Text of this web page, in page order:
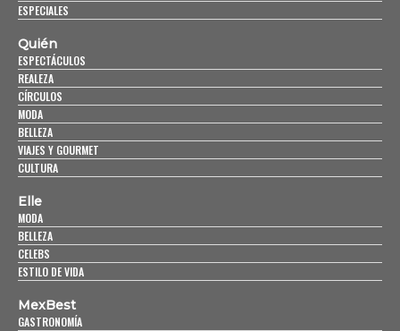
ESPECIALES
Quién
ESPECTÁCULOS
REALEZA
CÍRCULOS
MODA
BELLEZA
VIAJES Y GOURMET
CULTURA
Elle
MODA
BELLEZA
CELEBS
ESTILO DE VIDA
MexBest
GASTRONOMÍA